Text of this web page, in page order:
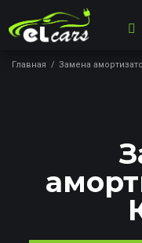
Главная / Замена